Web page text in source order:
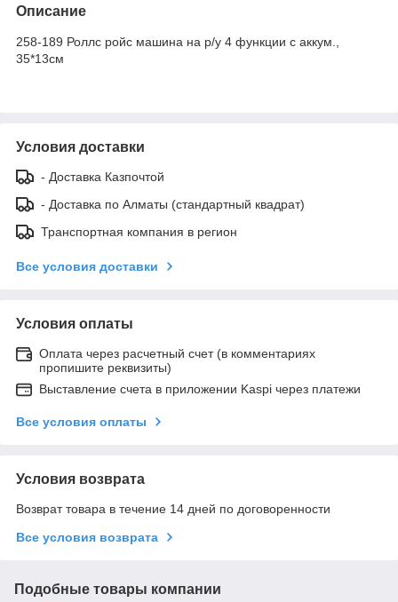
Описание
258-189 Роллс ройс машина на р/у 4 функции с аккум.,
35*13см
Условия доставки
- Доставка Казпочтой
- Доставка по Алматы (стандартный квадрат)
Транспортная компания в регион
Все условия доставки
Условия оплаты
Оплата через расчетный счет (в комментариях
пропишите реквизиты)
Выставление счета в приложении Kaspi через платежи
Все условия оплаты
Условия возврата
Возврат товара в течение 14 дней по договоренности
Все условия возврата
Подобные товары компании